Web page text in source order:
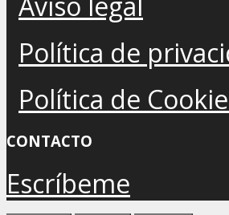
Política de
Política de
CONTACTO
Escríbeme